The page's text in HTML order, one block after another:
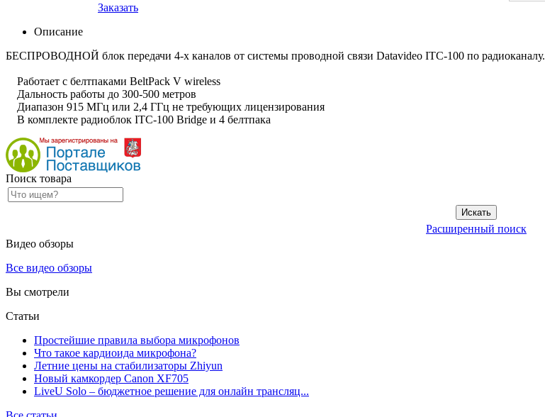
Заказать
Описание
БЕСПРОВОДНОЙ блок передачи 4-х каналов от системы проводной связи Datavideo ITC-100 по радиоканалу.
Работает с белтпаками BeltPack V wireless
Дальность работы до 300-500 метров
Диапазон 915 МГц или 2,4 ГГц не требующих лицензирования
В комплекте радиоблок ITC-100 Bridge и 4 белтпака
Поиск товара
Расширенный поиск
Видео обзоры
Все видео обзоры
Вы смотрели
Статьи
Простейшие правила выбора микрофонов
Что такое кардиоида микрофона?
Летние цены на стабилизаторы Zhiyun
Новый камкордер Canon XF705
LiveU Solo – бюджетное решение для онлайн трансляц...